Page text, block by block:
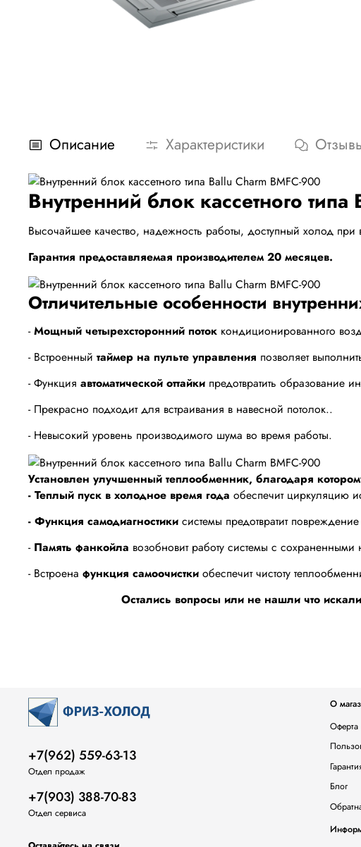
Описание Характеристики
Внутренний блок кассетного
Высочайшее качество, надежность работы, доступный холод при
Гарантия предоставляемая производителем 20 месяцев.
Отличительные особенности
-Мощный четырехсторонний поток кондиционированного
- Встроенный таймер на пульте управления позволяет
- Функция автоматической оттайки предотвратить образование
- Прекрасно подходит для встраивания в навесной потолок..
- Невысокий уровень производимого шума во время работы.
Установлен улучшенный теплообменник, благодаря
- Теплый пуск в холодное время года обеспечит циркуляцию
- Функция самодиагностики системы предотвратит
- Память фанкойла возобновит работу системы с
- Встроена функция самоочистки обеспечит чистоту
Остались вопросы или не нашли что
О
Оферта
Блог
+7(962) 559-63-13
Отдел продаж
+7(903) 388-70-83
Отдел сервиса